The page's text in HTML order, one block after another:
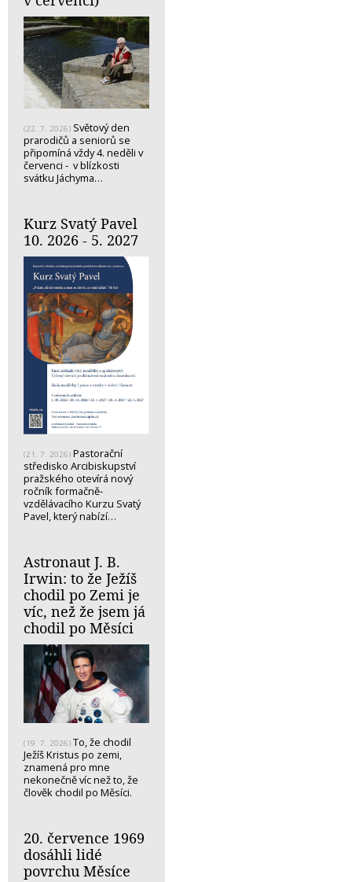
(22. 7. 2026) Světový den
prarodičů a seniorů se
připomíná vždy 4. neděli v
červenci - v blízkosti
svátku Jáchyma…
Kurz Svatý Pavel
10. 2026 - 5. 2027
(21. 7. 2026) Pastorační
středisko Arcibiskupství
pražského otevírá nový
ročník formačně-
vzdělávacího Kurzu Svatý
Pavel, který nabízí…
Astronaut J. B.
Irwin: to že Ježíš
chodil po Zemi je
víc, než že jsem já
chodil po Měsíci
(19. 7. 2026) To, že chodil
Ježíš Kristus po zemi,
znamená pro mne
nekonečně víc než to, že
člověk chodil po Měsíci.
20. července 1969
dosáhli lidé
povrchu Měsíce